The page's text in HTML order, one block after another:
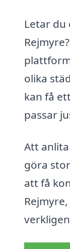
Letar
olika
kan få
passar
Att
göra
att få